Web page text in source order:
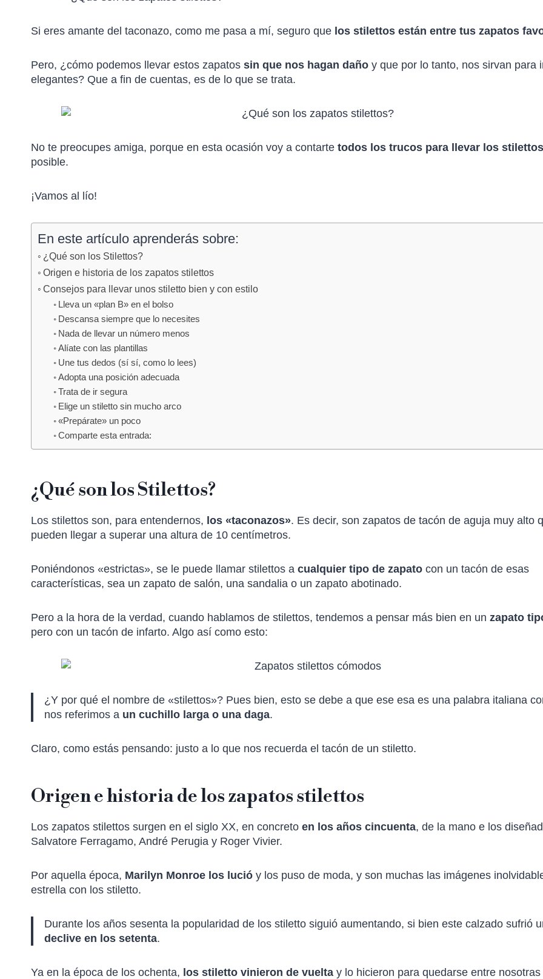
Si eres amante del taconazo, como me pasa a mí, seguro que los stilettos están entre tus zapatos
Pero, ¿cómo podemos llevar estos zapatos sin que nos hagan daño y que por lo tanto, nos sirvan para
elegantes? Que a fin de cuentas, es de lo que se trata.
No te preocupes amiga, porque en esta ocasión voy a contarte todos los trucos para llevar los stilettos
posible.
¡Vamos al lío!
En este artículo aprenderás sobre:
¿Qué son los Stilettos?
Origen e historia de los zapatos stilettos
Consejos para llevar unos stiletto bien y con estilo
Lleva un «plan B» en el bolso
Descansa siempre que lo necesites
Nada de llevar un número menos
Alíate con las plantillas
Une tus dedos (sí sí, como lo lees)
Adopta una posición adecuada
Trata de ir segura
Elige un stiletto sin mucho arco
«Prepárate» un poco
Comparte esta entrada:
¿Qué son los Stilettos?
Los stilettos son, para entendernos, los «taconazos». Es decir, son zapatos de tacón de aguja muy alto
pueden llegar a superar una altura de 10 centímetros.
Poniéndonos «estrictas», se le puede llamar stilettos a cualquier tipo de zapato con un tacón de esas
características, sea un zapato de salón, una sandalia o un zapato abotinado.
Pero a la hora de la verdad, cuando hablamos de stilettos, tendemos a pensar más bien en un zapato
pero con un tacón de infarto. Algo así como esto:
¿Y por qué el nombre de «stilettos»? Pues bien, esto se debe a que ese esa es una palabra italiana
nos referimos a un cuchillo larga o una daga.
Claro, como estás pensando: justo a lo que nos recuerda el tacón de un stiletto.
Origen e historia de los zapatos stilettos
Los zapatos stilettos surgen en el siglo XX, en concreto en los años cincuenta, de la mano e los
Salvatore Ferragamo, André Perugia y Roger Vivier.
Por aquella época, Marilyn Monroe los lució y los puso de moda, y son muchas las imágenes
estrella con los stiletto.
Durante los años sesenta la popularidad de los stiletto siguió aumentando, si bien este calzado sufrió
declive en los setenta.
Ya en la época de los ochenta, los stiletto vinieron de vuelta y lo hicieron para quedarse entre